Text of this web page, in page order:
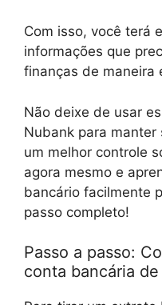
Com isso, você terá
informações que
finanças de maneira
Não deixe de usar
Nubank para
um melhor controle
agora mesmo e
bancário facilmente
passo completo!
Passo a passo:
conta bancária